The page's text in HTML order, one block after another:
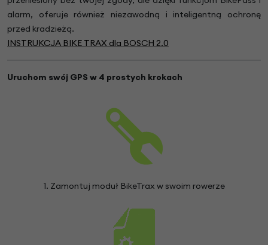
alarm, oferuje również niezawodną i inteligentną ochronę
przed kradzieżą.
INSTRUKCJA BIKE TRAX dla BOSCH 2.0
Uruchom swój GPS w 4 prostych krokach
1. Zamontuj moduł BikeTrax w swoim rowerze